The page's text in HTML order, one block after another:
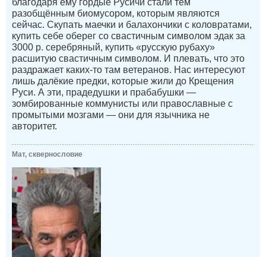
благодаря ему гордые Русичи стали тем
разобщённым биомусором, которым являются
сейчас. Скупать маечки и балахончики с коловратами,
купить себе оберег со свастичным символом эдак за
3000 р. серебряный, купить «русскую рубаху»
расшитую свастичным символом. И плевать, что это
раздражает каких-то там ветеранов. Нас интересуют
лишь далёкие предки, которые жили до Крещения
Руси. А эти, прадедушки и прабабушки —
зомбированные коммунисты или православные с
промытыми мозгами — они для язычника не
авторитет.
Мат, сквернословие